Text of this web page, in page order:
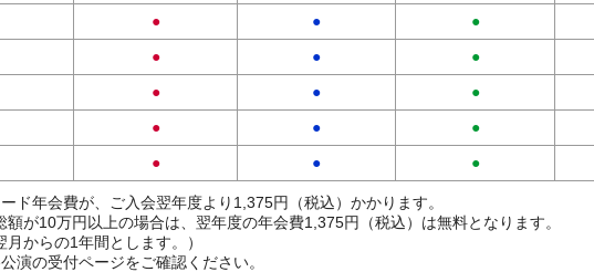
● ● ●
● ● ●
● ● ●
● ● ●
● ● ●
ド年会費が、ご入会翌年度より1,375円（税込）かかります。
が10万円以上の場合は、翌年度の年会費1,375円（税込）は無料となります。
からの1年間とします。）
演の受付ページをご確認ください。